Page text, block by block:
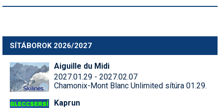
SÍTÁBOROK 2026/2027
Aiguille du Midi
2027.01.29 - 2027.02.07
Chamonix-Mont Blanc Unlimited sítúra 01.29.
Kaprun